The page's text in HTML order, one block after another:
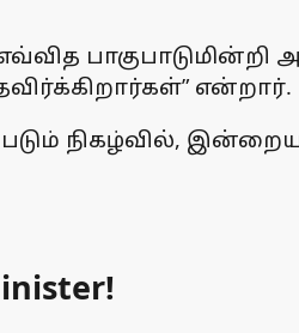
பாகுபாடுமின்றி
என்றார்.
நிகழ்வில்,